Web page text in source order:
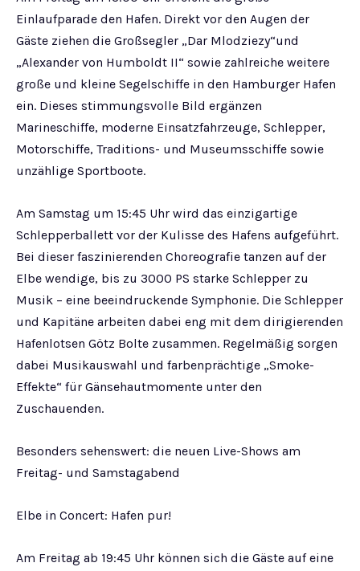
Einlaufparade den Hafen. Direkt vor den Augen der
Gäste ziehen die Großsegler „Dar Mlodziezy“und
„Alexander von Humboldt II“ sowie zahlreiche weitere
große und kleine Segelschiffe in den Hamburger Hafen
ein. Dieses stimmungsvolle Bild ergänzen
Marineschiffe, moderne Einsatzfahrzeuge, Schlepper,
Motorschiffe, Traditions- und Museumsschiffe sowie
unzählige Sportboote.
Am Samstag um 15:45 Uhr wird das einzigartige
Schlepperballett vor der Kulisse des Hafens aufgeführt.
Bei dieser faszinierenden Choreografie tanzen auf der
Elbe wendige, bis zu 3000 PS starke Schlepper zu
Musik – eine beeindruckende Symphonie. Die Schlepper
und Kapitäne arbeiten dabei eng mit dem dirigierenden
Hafenlotsen Götz Bolte zusammen. Regelmäßig sorgen
dabei Musikauswahl und farbenprächtige „Smoke-
Effekte“ für Gänsehautmomente unter den
Zuschauenden.
Besonders sehenswert: die neuen Live-Shows am
Freitag- und Samstagabend
Elbe in Concert: Hafen pur!
Am Freitag ab 19:45 Uhr können sich die Gäste auf eine